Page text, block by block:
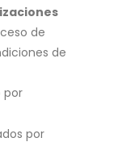
de
de
por
por